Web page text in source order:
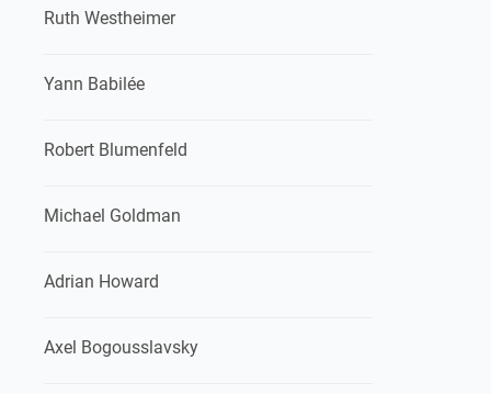
Ruth Westheimer
Yann Babilée
Robert Blumenfeld
Michael Goldman
Adrian Howard
Axel Bogousslavsky